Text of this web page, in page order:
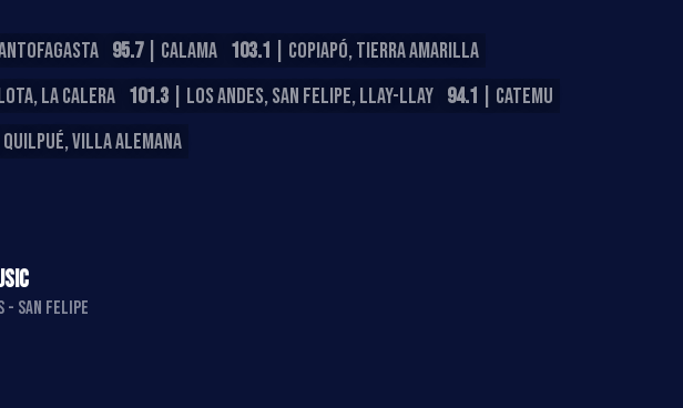
95.7| CALAMA 103.1 | COPIAPÓ, TIERRA AMARILLA
LA CALERA 101.3| LOS ANDES, SAN FELIPE, LLAY-LLAY 94.1 | CATEMU
VILLA ALEMANA
- SAN FELIPE